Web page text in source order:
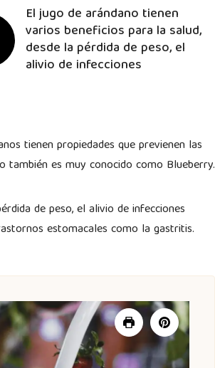
El jugo de arándano tienen
varios beneficios para la salud,
desde la pérdida de peso, el
alivio de infecciones
tienen propiedades que previenen las
también es muy conocido como Blueberry.
de peso, el alivio de infecciones
estomacales como la gastritis.